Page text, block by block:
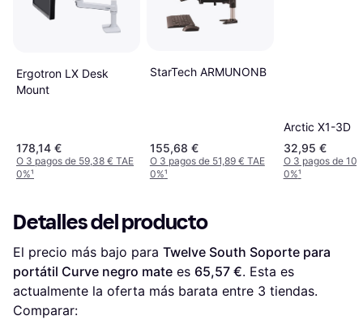
Ergotron LX Desk
Mount
178,14 €
O 3 pagos de 59,38 € TAE
0%¹
StarTech ARMUNONB
155,68 €
O 3 pagos de 51,89 € TAE
0%¹
Arctic X1-3D
32,95 €
O 3 pagos de
0%¹
Detalles del producto
El precio más bajo para Twelve South Soporte para
portátil Curve negro mate es 65,57 €. Esta es
actualmente la oferta más barata entre 3 tiendas.
Comparar: